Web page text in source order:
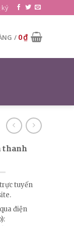
/ 0₫
thanh
tuyến
điện